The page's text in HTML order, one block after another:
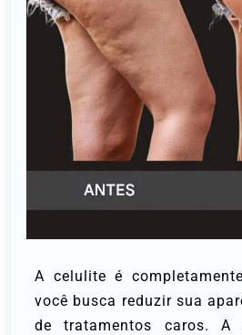
A celulite é
você busca reduzir sua
de tratamentos caros. A